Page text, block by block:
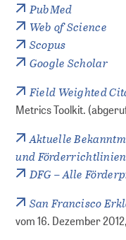
PubMed
Web of Science
Scopus
Google Scholar
Field Weighted
Metrics Toolkit.
Aktuelle
und Förderrichtlinien
DFG – Alle
San Francisco
vom 16. Dezember